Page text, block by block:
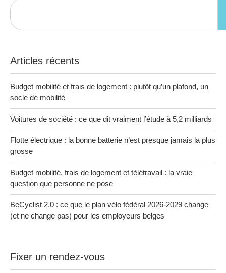
Articles récents
Budget mobilité et frais de logement : plutôt qu’un plafond, un
socle de mobilité
Voitures de société : ce que dit vraiment l’étude à 5,2 milliards
Flotte électrique : la bonne batterie n’est presque jamais la plus
grosse
Budget mobilité, frais de logement et télétravail : la vraie
question que personne ne pose
BeCyclist 2.0 : ce que le plan vélo fédéral 2026-2029 change
(et ne change pas) pour les employeurs belges
Fixer un rendez-vous